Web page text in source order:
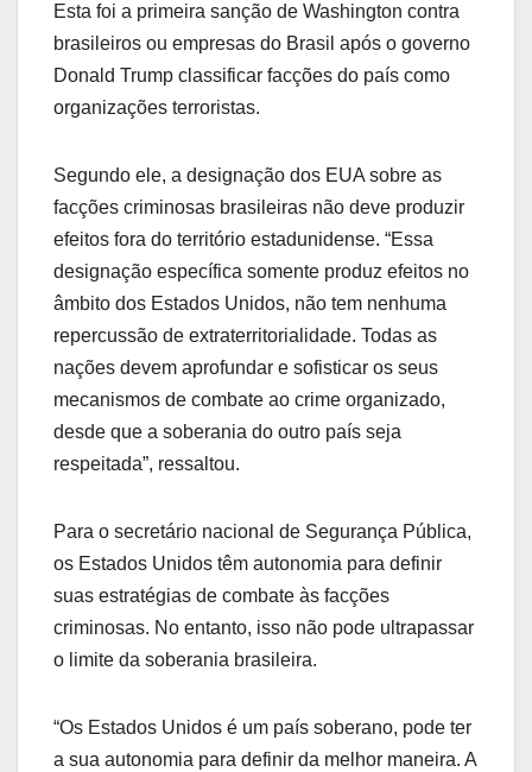
Esta foi a primeira sanção de Washington contra
brasileiros ou empresas do Brasil após o governo
Donald Trump classificar facções do país como
organizações terroristas.
Segundo ele, a designação dos EUA sobre as
facções criminosas brasileiras não deve produzir
efeitos fora do território estadunidense. “Essa
designação específica somente produz efeitos no
âmbito dos Estados Unidos, não tem nenhuma
repercussão de extraterritorialidade. Todas as
nações devem aprofundar e sofisticar os seus
mecanismos de combate ao crime organizado,
desde que a soberania do outro país seja
respeitada”, ressaltou.
Para o secretário nacional de Segurança Pública,
os Estados Unidos têm autonomia para definir
suas estratégias de combate às facções
criminosas. No entanto, isso não pode ultrapassar
o limite da soberania brasileira.
“Os Estados Unidos é um país soberano, pode ter
a sua autonomia para definir da melhor maneira. A